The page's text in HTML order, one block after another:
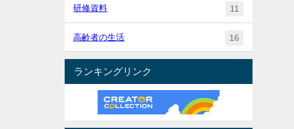
研修資料 11
高齢者の生活 16
ランキングリンク